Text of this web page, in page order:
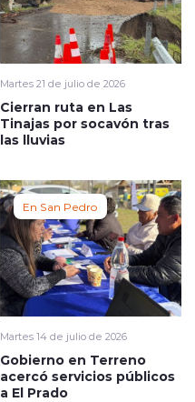
Martes 21 de julio de 2026
Cierran ruta en Las
Tinajas por socavón tras
las lluvias
En San Pedro
Martes 14 de julio de 2026
Gobierno en Terreno
acercó servicios públicos
a El Prado